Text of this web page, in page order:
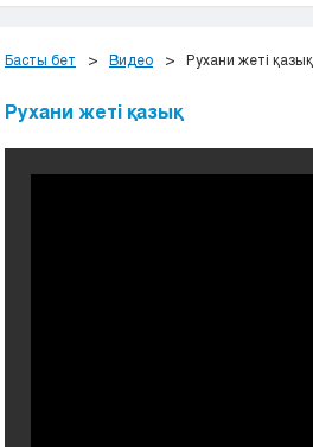
Басты бет Видео Рухани жеті қазық
Рухани жеті қазық